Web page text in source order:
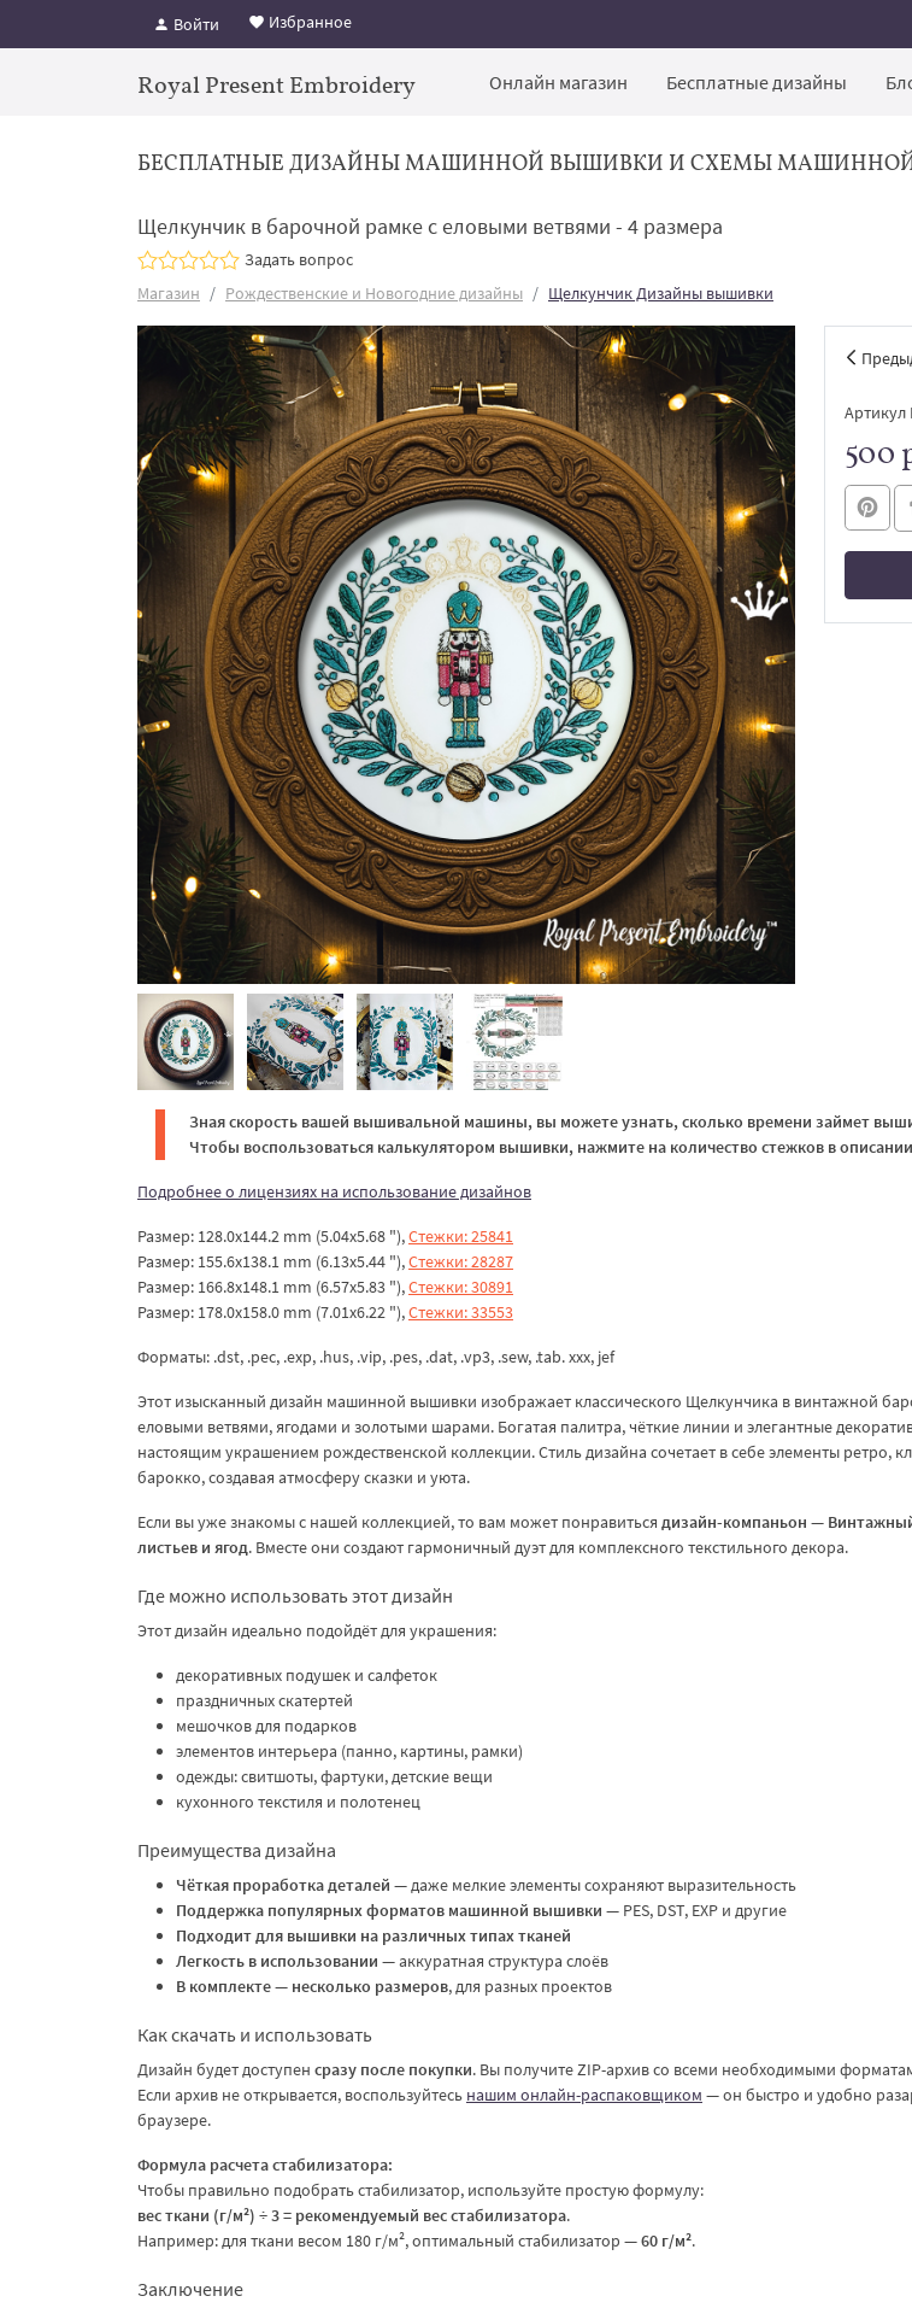
Войти Избранное
Royal Present Embroidery Онлайн магазин Бесплатные дизайны
БЕСПЛАТНЫЕ ДИЗАЙНЫ МАШИННОЙ ВЫШИВКИ И СХЕМЫ
Щелкунчик в барочной рамке с еловыми ветвями - 4 размера
Задать вопрос
Магазин
Рождественские и Новогодние дизайны Щелкунчик Дизайны вышивки
Артикул
500
Зная скорость вашей вышивальной машины, вы можете узнать, сколько времени займет
Чтобы воспользоваться калькулятором вышивки, нажмите на количество стежков в
Подробнее о лицензиях на использование дизайнов
Размер: 128.0x144.2 mm (5.04x5.68 "),Стежки: 25841
Размер: 155.6x138.1 mm (6.13x5.44 "),Стежки: 28287
Размер: 166.8x148.1 mm (6.57x5.83 "),Стежки: 30891
Размер: 178.0x158.0 mm (7.01x6.22 "),Стежки: 33553
Форматы: .dst, .pec, .exp, .hus, .vip, .pes, .dat, .vp3, .sew, .tab. xxx, jef
Этот изысканный дизайн машинной вышивки изображает классического Щелкунчика в винтажной
еловыми ветвями, ягодами и золотыми шарами. Богатая палитра, чёткие линии и элегантные
настоящим украшением рождественской коллекции. Стиль дизайна сочетает в себе элементы ретро,
барокко, создавая атмосферу сказки и уюта.
Если вы уже знакомы с нашей коллекцией, то вам может понравиться дизайн-компаньон —
листьев и ягод. Вместе они создают гармоничный дуэт для комплексного текстильного декора.
Где можно использовать этот дизайн
Этот дизайн идеально подойдёт для украшения:
декоративных подушек и салфеток
праздничных скатертей
мешочков для подарков
элементов интерьера (панно, картины, рамки)
одежды: свитшоты, фартуки, детские вещи
кухонного текстиля и полотенец
Преимущества дизайна
Чёткая проработка деталей — даже мелкие элементы сохраняют выразительность
Поддержка популярных форматов машинной вышивки — PES, DST, EXP и другие
Подходит для вышивки на различных типах тканей
Легкость в использовании — аккуратная структура слоёв
В комплекте — несколько размеров, для разных проектов
Как скачать и использовать
Дизайн будет доступен сразу после покупки. Вы получите ZIP-архив со всеми необходимыми
Если архив не открывается, воспользуйтесь нашим онлайн-распаковщиком — он быстро и удобно
браузере.
Формула расчета стабилизатора:
Чтобы правильно подобрать стабилизатор, используйте простую формулу:
вес ткани (г/м²) ÷ 3 = рекомендуемый вес стабилизатора.
Например: для ткани весом 180 г/м², оптимальный стабилизатор —60 г/м².
Заключение